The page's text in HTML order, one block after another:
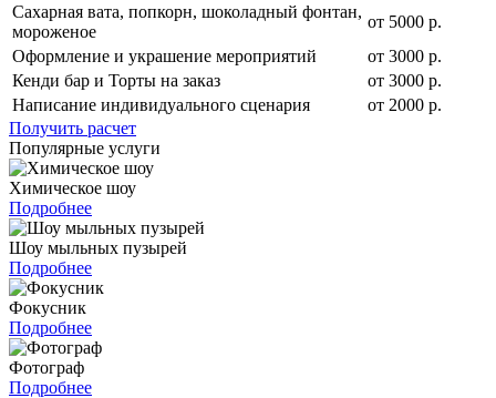
Сахарная вата, попкорн, шоколадный фонтан,
мороженое
от 5000 р.
Оформление и украшение мероприятий
от 3000 р.
Кенди бар и Торты на заказ
от 3000 р.
Написание индивидуального сценария
от 2000 р.
Получить расчет
Популярные услуги
Химическое шоу
Подробнее
Шоу мыльных пузырей
Подробнее
Фокусник
Подробнее
Фотограф
Подробнее